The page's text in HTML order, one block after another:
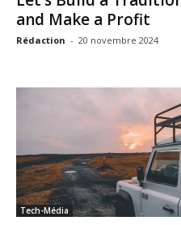
and Make a Profit
Rédaction - 20 novembre 2024
Tech-Média